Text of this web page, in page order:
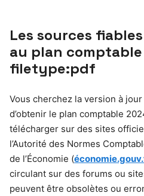
Les sources
au plan
filetype:pdf
Vous cherchez la version à
d’obtenir le plan comptable
télécharger sur des sites
l’Autorité des Normes
de l’Économie (
circulant sur des forums ou
peuvent être obsolètes ou